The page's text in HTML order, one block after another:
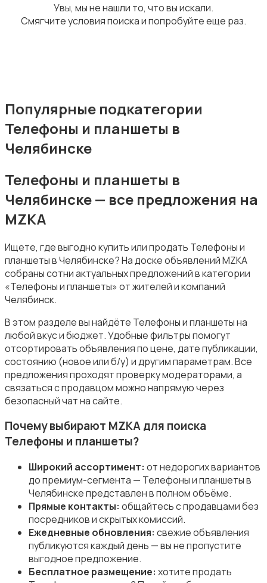
Запчасти
Внешние аккумуляторы
Зарядные устройства
Чехлы
Аксессуары
Увы, мы не нашли то, что вы искали.
Смягчите условия поиска и попробуйте еще раз.
Популярные подкатегории
Телефоны и планшеты в
Челябинске
Телефоны и планшеты в
Челябинске — все предложения на
MZKA
Ищете, где выгодно купить или продать Телефоны и
планшеты в Челябинске? На доске объявлений MZKA
собраны сотни актуальных предложений в категории
«Телефоны и планшеты» от жителей и компаний
Челябинск.
В этом разделе вы найдёте Телефоны и планшеты на
любой вкус и бюджет. Удобные фильтры помогут
отсортировать объявления по цене, дате публикации,
состоянию (новое или б/у) и другим параметрам. Все
предложения проходят проверку модераторами, а
связаться с продавцом можно напрямую через
безопасный чат на сайте.
Почему выбирают MZKA для поиска
Телефоны и планшеты?
Широкий ассортимент: от недорогих вариантов
до премиум-сегмента — Телефоны и планшеты в
Челябинске представлен в полном объёме.
Прямые контакты: общайтесь с продавцами без
посредников и скрытых комиссий.
Ежедневные обновления: свежие объявления
публикуются каждый день — вы не пропустите
выгодное предложение.
Бесплатное размещение: хотите продать